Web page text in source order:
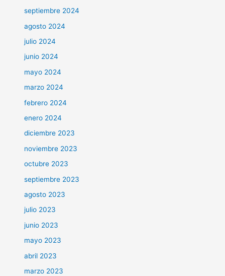
septiembre 2024
agosto 2024
julio 2024
junio 2024
mayo 2024
marzo 2024
febrero 2024
enero 2024
diciembre 2023
noviembre 2023
octubre 2023
septiembre 2023
agosto 2023
julio 2023
junio 2023
mayo 2023
abril 2023
marzo 2023